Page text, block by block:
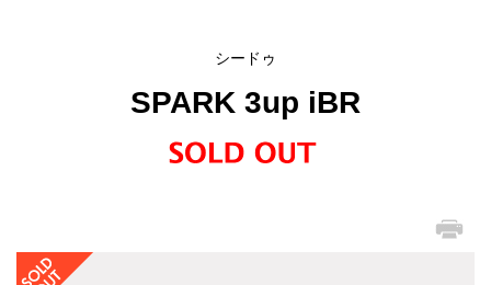
シードゥ
SPARK 3up iBR